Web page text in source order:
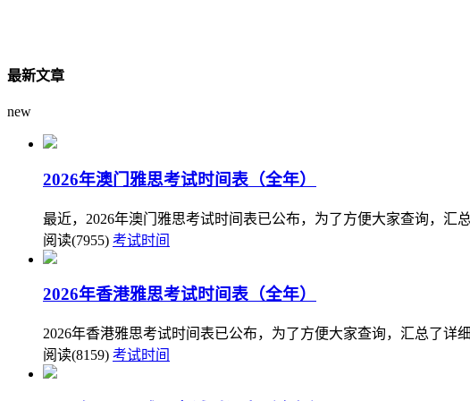
最新文章
new
2026年澳门雅思考试时间表（全年）
最近，2026年澳门雅思考试时间表已公布，为了方便大家查询，
阅读(7955) 考试时间
2026年香港雅思考试时间表（全年）
2026年香港雅思考试时间表已公布，为了方便大家查询，汇总了详
阅读(8159) 考试时间